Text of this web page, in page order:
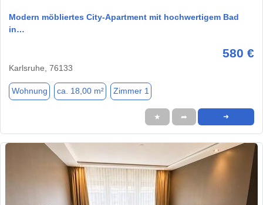
Modern möbliertes City-Apartment mit hochwertigem Bad
in…
580 €
Karlsruhe, 76133
Wohnung ca. 18,00 m² Zimmer 1
★ ➦ ➜